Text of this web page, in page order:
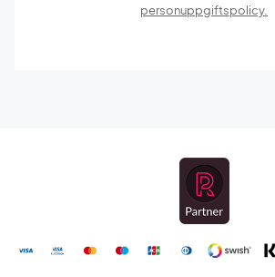
personuppgiftspolicy.